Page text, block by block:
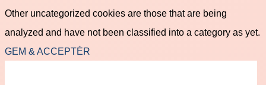
Other uncategorized cookies are those that are being
analyzed and have not been classified into a category as yet.
GEM & ACCEPTÈR